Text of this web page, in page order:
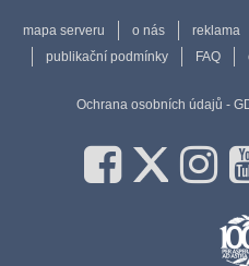
mapa serveru o nás reklama
publikační podmínky
FAQ
Ochrana osobních údajů -